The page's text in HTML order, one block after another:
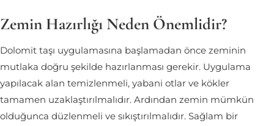
Zemin Hazırlığı Neden Önemlidir?
Dolomit taşı uygulamasına başlamadan önce zeminin
mutlaka doğru şekilde hazırlanması gerekir. Uygulama
yapılacak alan temizlenmeli, yabani otlar ve kökler
tamamen uzaklaştırılmalıdır. Ardından zemin mümkün
olduğunca düzlenmeli ve sıkıştırılmalıdır. Sağlam bir